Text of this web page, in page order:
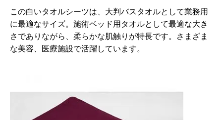
この白いタオルシーツは、大判バスタオルとして業務用
に最適なサイズ。施術ベッド用タオルとして最適な大き
さでありながら、柔らかな肌触りが特長です。さまざま
な美容、医療施設で活躍しています。